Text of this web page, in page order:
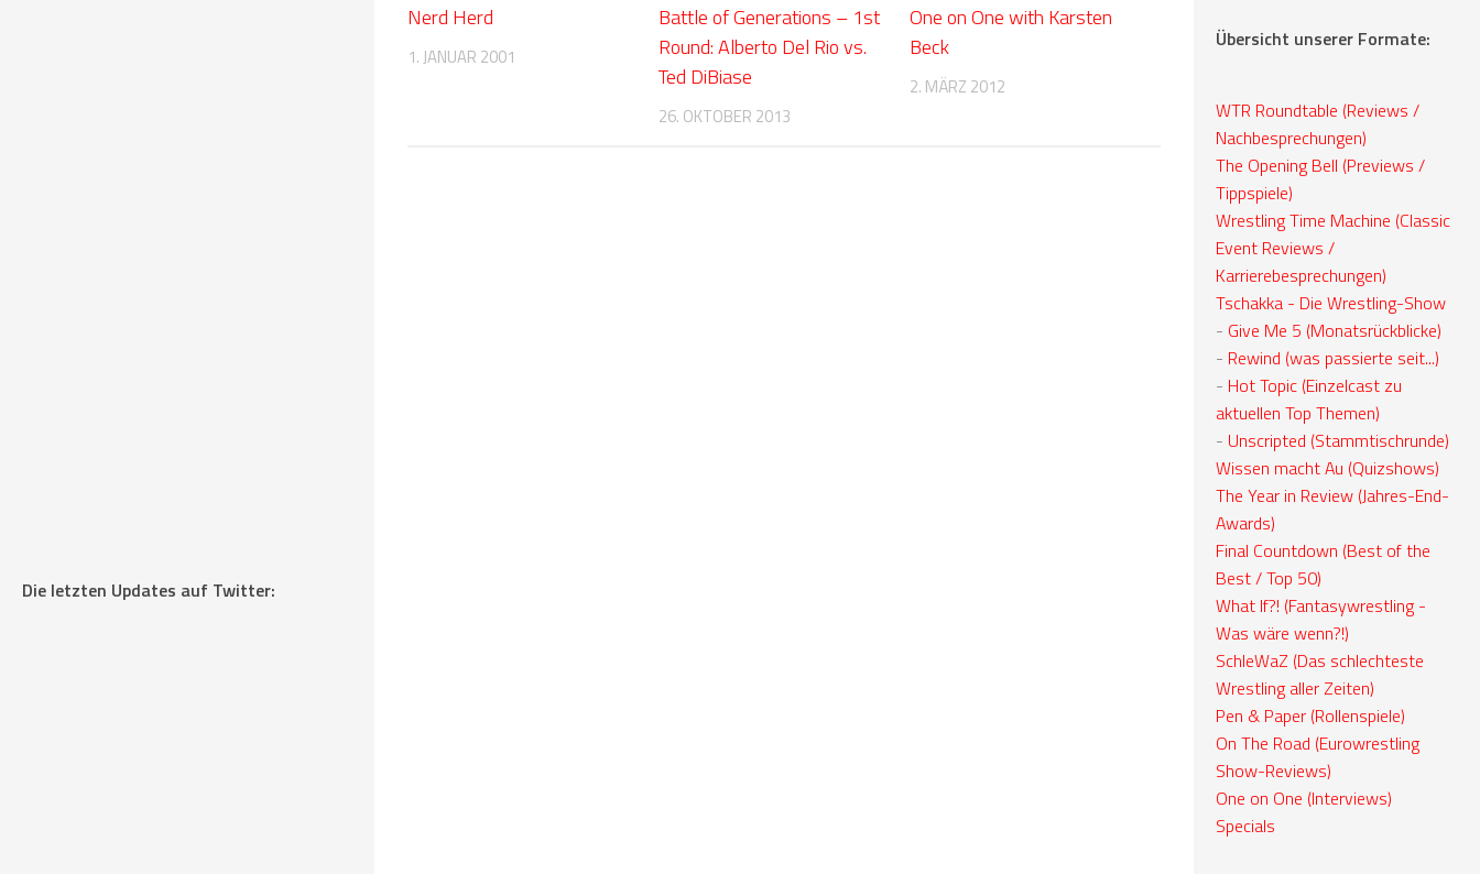
Nerd Herd
1. JANUAR 2001
Battle of Generations – 1st
Round: Alberto Del Rio vs.
Ted DiBiase
26. OKTOBER 2013
One on One with Karsten
Beck
2. MÄRZ 2012
Die letzten Updates auf Twitter:
Übersicht unserer Formate:
WTR Roundtable (Reviews /
Nachbesprechungen)
The Opening Bell (Previews /
Tippspiele)
Wrestling Time Machine (Classic
Event Reviews /
Karrierebesprechungen)
Tschakka - Die Wrestling-Show
- Give Me 5 (Monatsrückblicke)
- Rewind (was passierte seit...)
- Hot Topic (Einzelcast zu
aktuellen Top Themen)
- Unscripted (Stammtischrunde)
Wissen macht Au (Quizshows)
The Year in Review (Jahres-End-
Awards)
Final Countdown (Best of the
Best / Top 50)
What If?! (Fantasywrestling -
Was wäre wenn?!)
SchleWaZ (Das schlechteste
Wrestling aller Zeiten)
Pen & Paper (Rollenspiele)
On The Road (Eurowrestling
Show-Reviews)
One on One (Interviews)
Specials